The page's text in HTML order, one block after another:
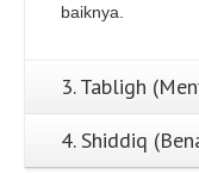
baiknya.
3. Tabligh
4. Shiddiq